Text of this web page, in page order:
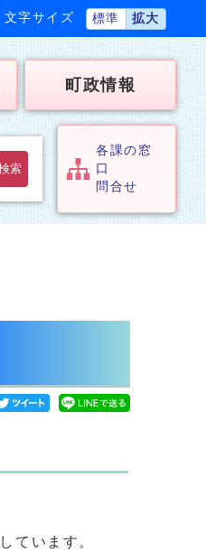
文字サイズ 標準 拡大
町政情報
索
各課の窓
口
問合せ
ています。